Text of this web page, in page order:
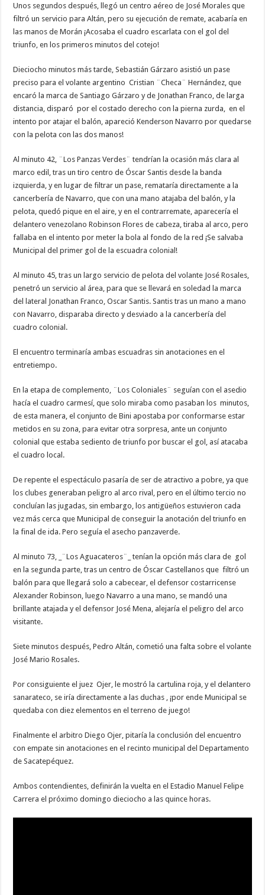
Unos segundos después, llegó un centro aéreo de José Morales que
filtró un servicio para Altán, pero su ejecución de remate, acabaría en
las manos de Morán ¡Acosaba el cuadro escarlata con el gol del
triunfo, en los primeros minutos del cotejo!
Dieciocho minutos más tarde, Sebastián Gárzaro asistió un pase
preciso para el volante argentino Cristian ¨Checa¨ Hernández, que
encaró la marca de Santiago Gárzaro y de Jonathan Franco, de larga
distancia, disparó por el costado derecho con la pierna zurda, en el
intento por atajar el balón, apareció Kenderson Navarro por quedarse
con la pelota con las dos manos!
Al minuto 42, ¨Los Panzas Verdes¨ tendrían la ocasión más clara al
marco edil, tras un tiro centro de Óscar Santis desde la banda
izquierda, y en lugar de filtrar un pase, remataría directamente a la
cancerbería de Navarro, que con una mano atajaba del balón, y la
pelota, quedó pique en el aire, y en el contrarremate, aparecería el
delantero venezolano Robinson Flores de cabeza, tiraba al arco, pero
fallaba en el intento por meter la bola al fondo de la red ¡Se salvaba
Municipal del primer gol de la escuadra colonial!
Al minuto 45, tras un largo servicio de pelota del volante José Rosales,
penetró un servicio al área, para que se llevará en soledad la marca
del lateral Jonathan Franco, Oscar Santis. Santis tras un mano a mano
con Navarro, disparaba directo y desviado a la cancerbería del
cuadro colonial.
El encuentro terminaría ambas escuadras sin anotaciones en el
entretiempo.
En la etapa de complemento, ¨Los Coloniales¨ seguían con el asedio
hacía el cuadro carmesí, que solo miraba como pasaban los minutos,
de esta manera, el conjunto de Bini apostaba por conformarse estar
metidos en su zona, para evitar otra sorpresa, ante un conjunto
colonial que estaba sediento de triunfo por buscar el gol, así atacaba
el cuadro local.
De repente el espectáculo pasaría de ser de atractivo a pobre, ya que
los clubes generaban peligro al arco rival, pero en el último tercio no
concluían las jugadas, sin embargo, los antigüeños estuvieron cada
vez más cerca que Municipal de conseguir la anotación del triunfo en
la final de ida. Pero seguía el asecho panzaverde.
Al minuto 73, _¨Los Aguacateros¨_ tenían la opción más clara de gol
en la segunda parte, tras un centro de Óscar Castellanos que filtró un
balón para que llegará solo a cabecear, el defensor costarricense
Alexander Robinson, luego Navarro a una mano, se mandó una
brillante atajada y el defensor José Mena, alejaría el peligro del arco
visitante.
Siete minutos después, Pedro Altán, cometió una falta sobre el volante
José Mario Rosales.
Por consiguiente el juez Ojer, le mostró la cartulina roja, y el delantero
sanarateco, se iría directamente a las duchas , ¡por ende Municipal se
quedaba con diez elementos en el terreno de juego!
Finalmente el arbitro Diego Ojer, pitaría la conclusión del encuentro
con empate sin anotaciones en el recinto municipal del Departamento
de Sacatepéquez.
Ambos contendientes, definirán la vuelta en el Estadio Manuel Felipe
Carrera el próximo domingo dieciocho a las quince horas.